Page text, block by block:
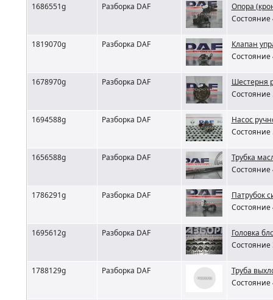
1686551g Разборка DAF
Опора
Состояние
1819070g Разборка DAF
Клапан
Состояние
1678970g Разборка DAF
Шестерня
Состояние
1694588g Разборка DAF
Насос
Состояние
1656588g Разборка DAF
Трубка
Состояние
1786291g Разборка DAF
Патрубок
Состояние
1695612g Разборка DAF
Головка
Состояние
1788129g Разборка DAF
Труба
Состояние